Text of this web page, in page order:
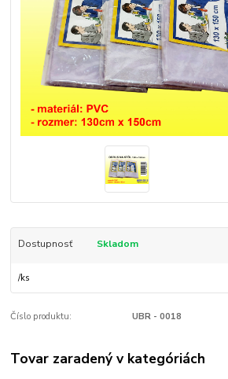
Dostupnosť Skladom
/ks
Číslo produktu: UBR - 0018
Tovar zaradený v kategóriách